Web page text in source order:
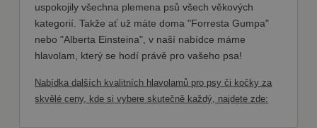
uspokojily všechna plemena psů všech věkových
kategorií. Takže ať už máte doma "Forresta Gumpa"
nebo "Alberta Einsteina", v naší nabídce máme
hlavolam, který se hodí právě pro vašeho psa!
Nabídka dalších kvalitních hlavolamů pro psy či kočky za
skvělé ceny, kde si vybere skutečně každý, najdete zde: